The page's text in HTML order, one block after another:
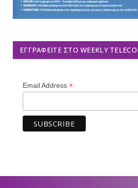
ΕΓΓΡΑΦΕΊΤΕ ΣΤΟ WEEKLY
Email Address *